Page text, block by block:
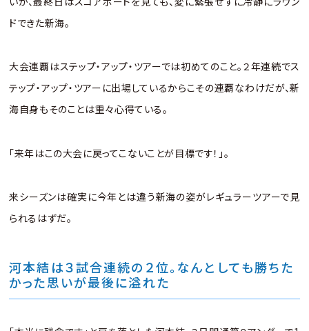
ドできた新海。
大会連覇はステップ・アップ・ツアーでは初めてのこと。２年連続でス
テップ・アップ・ツアーに出場しているからこその連覇なわけだが、新
海自身もそのことは重々心得ている。
「来年はこの大会に戻ってこないことが目標です！」。
来シーズンは確実に今年とは違う新海の姿がレギュラーツアーで見
られるはずだ。
河本結は３試合連続の２位。なんとしても勝ちた
かった思いが最後に溢れた